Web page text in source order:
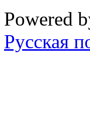
Powered
Русская